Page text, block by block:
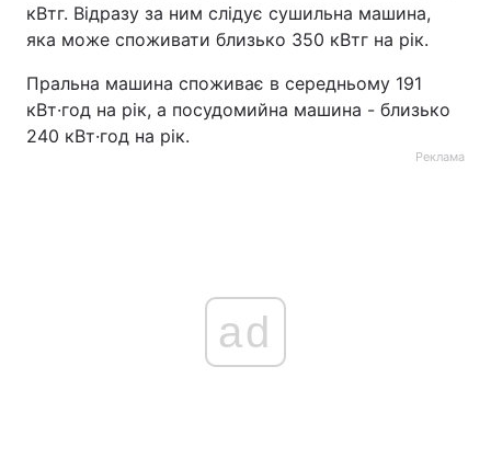
кВтг. Відразу за ним слідує сушильна машина,
яка може споживати близько 350 кВтг на рік.
Пральна машина споживає в середньому 191
кВт·год на рік, а посудомийна машина - близько
240 кВт·год на рік.
Реклама
ad